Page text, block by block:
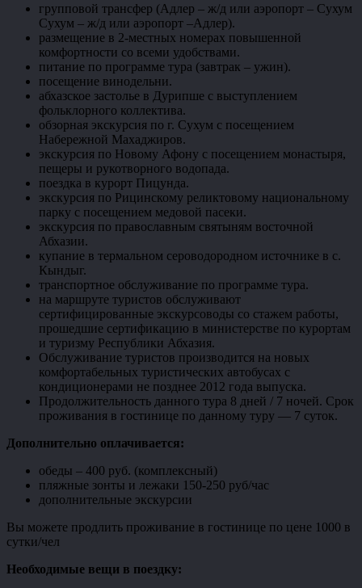
групповой трансфер (Адлер – ж/д или аэропорт – Сухум
Сухум – ж/д или аэропорт –Адлер).
размещение в 2-местных номерах повышенной
комфортности со всеми удобствами.
питание по программе тура (завтрак – ужин).
посещение винодельни.
абхазское застолье в Дурипше с выступлением
фольклорного коллектива.
обзорная экскурсия по г. Сухум с посещением
Набережной Махаджиров.
экскурсия по Новому Афону с посещением монастыря,
пещеры и рукотворного водопада.
поездка в курорт Пицунда.
экскурсия по Рицинскому реликтовому национальному
парку с посещением медовой пасеки.
экскурсия по православным святыням восточной
Абхазии.
купание в термальном сероводородном источнике в с.
Кындыг.
транспортное обслуживание по программе тура.
на маршруте туристов обслуживают
сертифицированные экскурсоводы со стажем работы,
прошедшие сертификацию в министерстве по курортам
и туризму Республики Абхазия.
Обслуживание туристов производится на новых
комфортабельных туристических автобусах с
кондиционерами не позднее 2012 года выпуска.
Продолжительность данного тура 8 дней / 7 ночей. Срок
проживания в гостинице по данному туру — 7 суток.
Дополнительно оплачивается:
обеды – 400 руб. (комплексный)
пляжные зонты и лежаки 150-250 руб/час
дополнительные экскурсии
Вы можете продлить проживание в гостинице по цене 1000 в
сутки/чел
Необходимые вещи в поездку: